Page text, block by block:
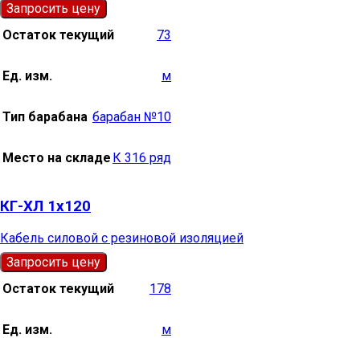
Запросить цену
Остаток текущий
73
Ед. изм. м
Тип барабана барабан №10
Место на складе К 316 ряд
КГ-ХЛ 1х120
Кабель силовой с резиновой изоляцией
Запросить цену
Остаток текущий
178
Ед. изм. м